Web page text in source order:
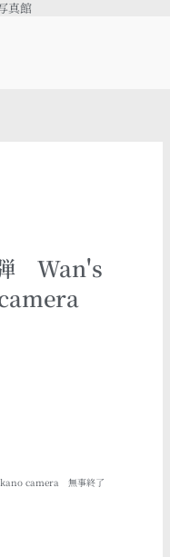
真館
Wan's
camera 無事終了